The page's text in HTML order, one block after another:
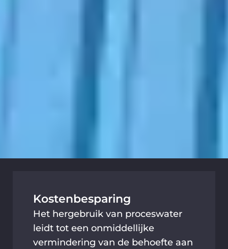
Kostenbesparing
Het hergebruik van proceswater
leidt tot een onmiddellijke
vermindering van de behoefte aan